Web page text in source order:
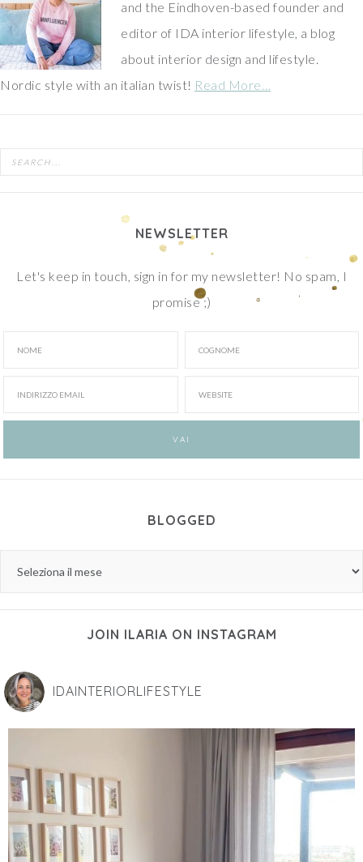
and the Eindhoven-based founder and
editor of IDA interior lifestyle, a blog
about interior design and lifestyle.
Nordic style with an italian twist! Read More…
NEWSLETTER
Let's keep in touch, sign in for my newsletter! No spam, I
promise ;)
BLOGGED
JOIN ILARIA ON INSTAGRAM
IDAINTERIORLIFESTYLE